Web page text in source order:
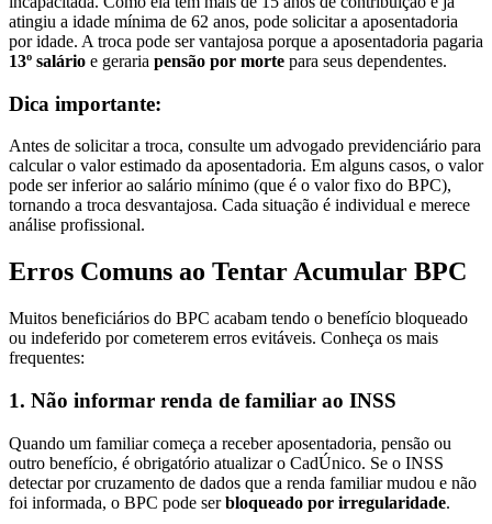
atingiu a idade mínima de 62 anos, pode solicitar a aposentadoria
por idade. A troca pode ser vantajosa porque a aposentadoria pagaria
13º salário e geraria pensão por morte para seus dependentes.
Dica importante:
Antes de solicitar a troca, consulte um advogado previdenciário para
calcular o valor estimado da aposentadoria. Em alguns casos, o valor
pode ser inferior ao salário mínimo (que é o valor fixo do BPC),
tornando a troca desvantajosa. Cada situação é individual e merece
análise profissional.
Erros Comuns ao Tentar Acumular BPC
Muitos beneficiários do BPC acabam tendo o benefício bloqueado
ou indeferido por cometerem erros evitáveis. Conheça os mais
frequentes:
1. Não informar renda de familiar ao INSS
Quando um familiar começa a receber aposentadoria, pensão ou
outro benefício, é obrigatório atualizar o CadÚnico. Se o INSS
detectar por cruzamento de dados que a renda familiar mudou e não
foi informada, o BPC pode ser bloqueado por irregularidade.